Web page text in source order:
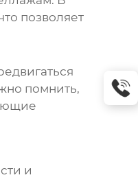
позволяет
помнить,
и